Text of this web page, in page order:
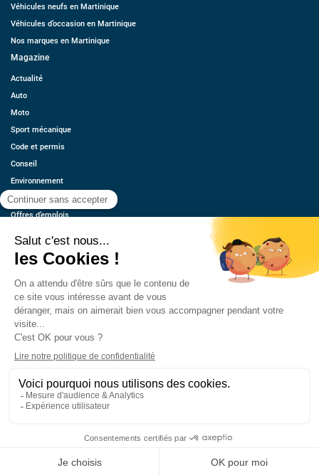
Véhicules neufs en Martinique
Véhicules d’occasion en Martinique
Nos marques en Martinique
Magazine
Actualité
Auto
Moto
Sport mécanique
Code et permis
Conseil
Environnement
Économie
Offres d’emplois
Contact
Estimez votre voiture
Mentions légales
CGU
Réalisé, hébergé et référencé par PIXELL